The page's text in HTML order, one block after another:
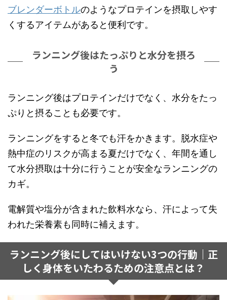
ブレンダーボトルのようなプロテインを摂取しやす
くするアイテムがあると便利です。
ランニング後はたっぷりと水分を摂ろ
う
ランニング後はプロテインだけでなく、水分をたっ
ぷりと摂ることも必要です。
ランニングをすると冬でも汗をかきます。脱水症や
熱中症のリスクが高まる夏だけでなく、年間を通し
て水分摂取は十分に行うことが安全なランニングの
カギ。
電解質や塩分が含まれた飲料水なら、汗によって失
われた栄養素も同時に補えます。
ランニング後にしてはいけない3つの行動｜正
しく身体をいたわるための注意点とは？